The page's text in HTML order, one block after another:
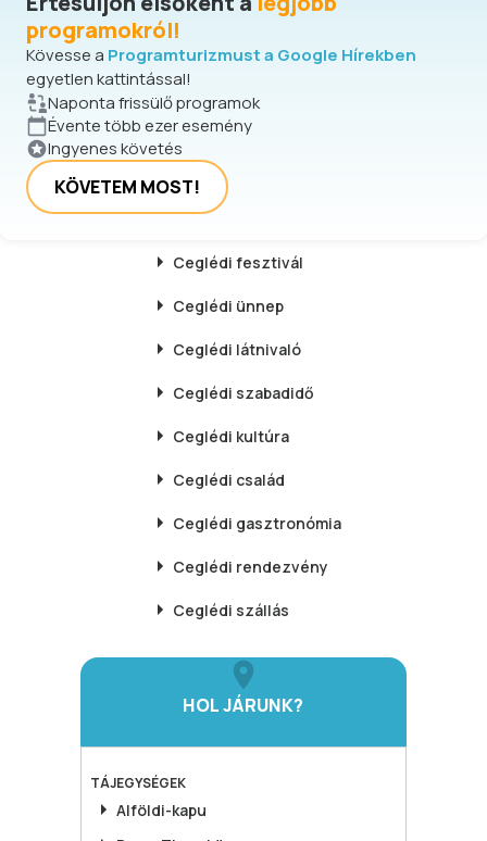
programokról!
Kövesse a Programturizmust a Google Hírekben
egyetlen kattintással!
Naponta frissülő programok
Évente több ezer esemény
Ingyenes követés
KÖVETEM MOST!
Ceglédi fesztivál
Ceglédi ünnep
Ceglédi látnivaló
Ceglédi szabadidő
Ceglédi kultúra
Ceglédi család
Ceglédi gasztronómia
Ceglédi rendezvény
Ceglédi szállás
HOL JÁRUNK?
TÁJEGYSÉGEK
Alföldi-kapu